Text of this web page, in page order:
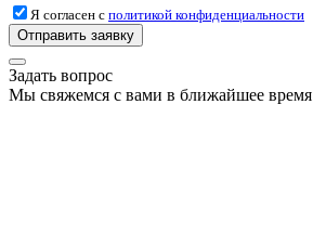
Я согласен с политикой конфиденциальности
Отправить заявку
Задать вопрос
Мы свяжемся с вами в ближайшее время